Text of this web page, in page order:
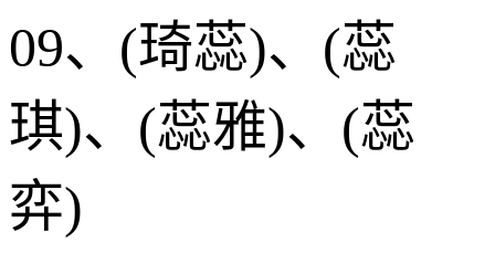
09、(琦蕊)、(蕊
琪)、(蕊雅)、(蕊
弈)